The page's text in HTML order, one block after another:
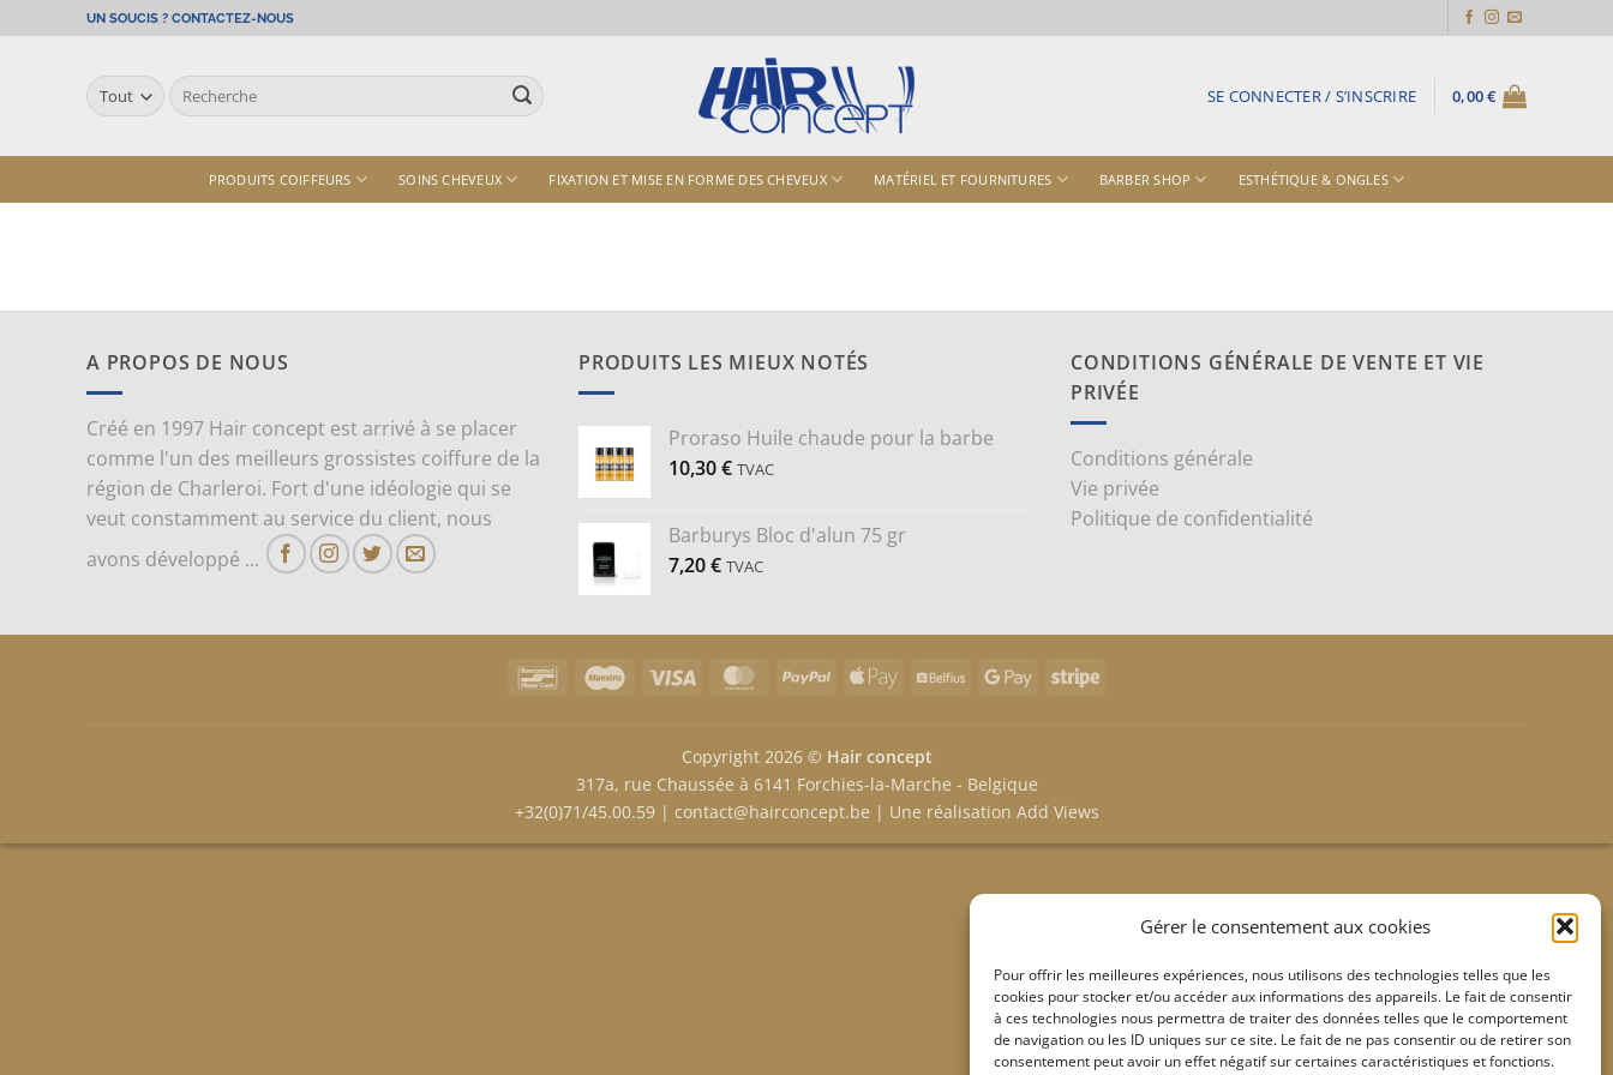
Gérer le consentement aux cookies
Pour offrir les meilleures expériences, nous utilisons des technologies telles que les
cookies pour stocker et/ou accéder aux informations des appareils. Le fait de consentir
à ces technologies nous permettra de traiter des données telles que le comportement
de navigation ou les ID uniques sur ce site. Le fait de ne pas consentir ou de retirer son
consentement peut avoir un effet négatif sur certaines caractéristiques et fonctions.
au
UN SOUCIS ? CONTACTEZ-NOUS
Recherche
pour :
SE CONNECTER / S’INSCRIRE 0,00€
PRODUITS COIFFEURS SOINS CHEVEUX FIXATION ET MISE EN FORME DES CHEVEUX MATÉRIEL ET FOURNITURES BARBER SHOP ESTHÉTIQUE & ONGLES
A PROPOS DE NOUS
Créé en 1997 Hair concept est arrivé à se placer
comme l'un des meilleurs grossistes coiffure de la
région de Charleroi. Fort d'une idéologie qui se
veut constamment au service du client, nous
avons développé ...
PRODUITS LES MIEUX NOTÉS
Proraso Huile chaude pour la barbe
10,30€ TVAC
Barburys Bloc d'alun 75 gr
7,20€ TVAC
CONDITIONS GÉNÉRALE DE VENTE ET VIE
PRIVÉE
Conditions générale
Vie privée
Politique de confidentialité
BancontactMaestro Visa MasterCardPayPal
Apple
Belfius Google Stripe
Copyright 2026 © Hair concept
317a, rue Chaussée à 6141 Forchies-la-Marche - Belgique
+32(0)71/45.00.59| contact@hairconcept.be | Une réalisation Add Views